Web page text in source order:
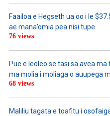
Faailoa e Hegseth ua oo i le
ae mana’omia pea nisi tupe
76 views
Pue e leoleo se tasi sa avea ma
ma molia i moliaga o auupega
68 views
Maliliu tagata e toafitu i